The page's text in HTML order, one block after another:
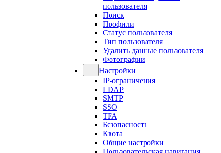
пользователя
Поиск
Профили
Статус пользователя
Тип пользователя
Удалить данные пользователя
Фотографии
Настройки
IP-ограничения
LDAP
SMTP
SSO
TFA
Безопасность
Квота
Общие настройки
Пользовательская навигация